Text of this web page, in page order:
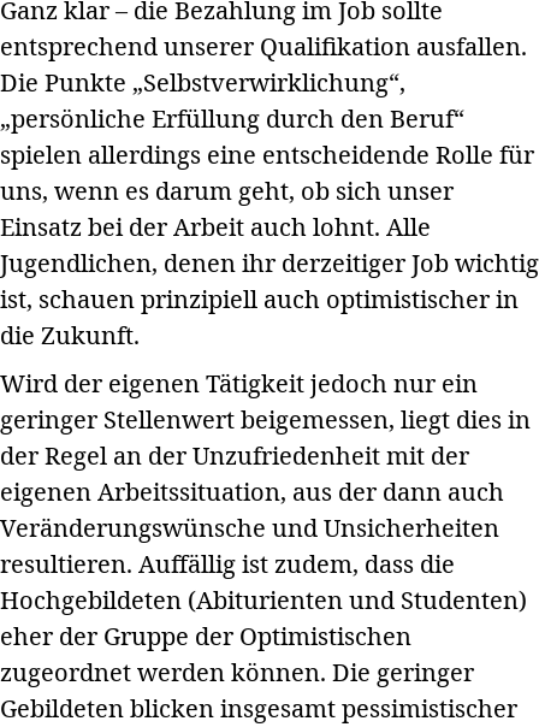
Ganz klar – die Bezahlung im Job sollte
entsprechend unserer Qualifikation ausfallen.
Die Punkte „Selbstverwirklichung“,
„persönliche Erfüllung durch den Beruf“
spielen allerdings eine entscheidende Rolle für
uns, wenn es darum geht, ob sich unser
Einsatz bei der Arbeit auch lohnt. Alle
Jugendlichen, denen ihr derzeitiger Job wichtig
ist, schauen prinzipiell auch optimistischer in
die Zukunft.
Wird der eigenen Tätigkeit jedoch nur ein
geringer Stellenwert beigemessen, liegt dies in
der Regel an der Unzufriedenheit mit der
eigenen Arbeitssituation, aus der dann auch
Veränderungswünsche und Unsicherheiten
resultieren. Auffällig ist zudem, dass die
Hochgebildeten (Abiturienten und Studenten)
eher der Gruppe der Optimistischen
zugeordnet werden können. Die geringer
Gebildeten blicken insgesamt pessimistischer